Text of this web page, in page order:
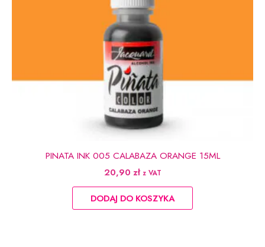
PINATA INK 005 CALABAZA ORANGE 15ML
20,90 zł z VAT
DODAJ DO KOSZYKA